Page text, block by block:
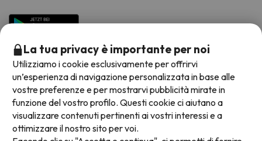
Metodi di pagamento disponibili
La tua privacy è importante per noi
Utilizziamo i cookie esclusivamente per offrirvi
un’esperienza di navigazione personalizzata in base alle
vostre preferenze e per mostrarvi pubblicità mirate in
funzione del vostro profilo. Questi cookie ci aiutano a
visualizzare contenuti pertinenti ai vostri interessi e a
ottimizzare il nostro sito per voi.